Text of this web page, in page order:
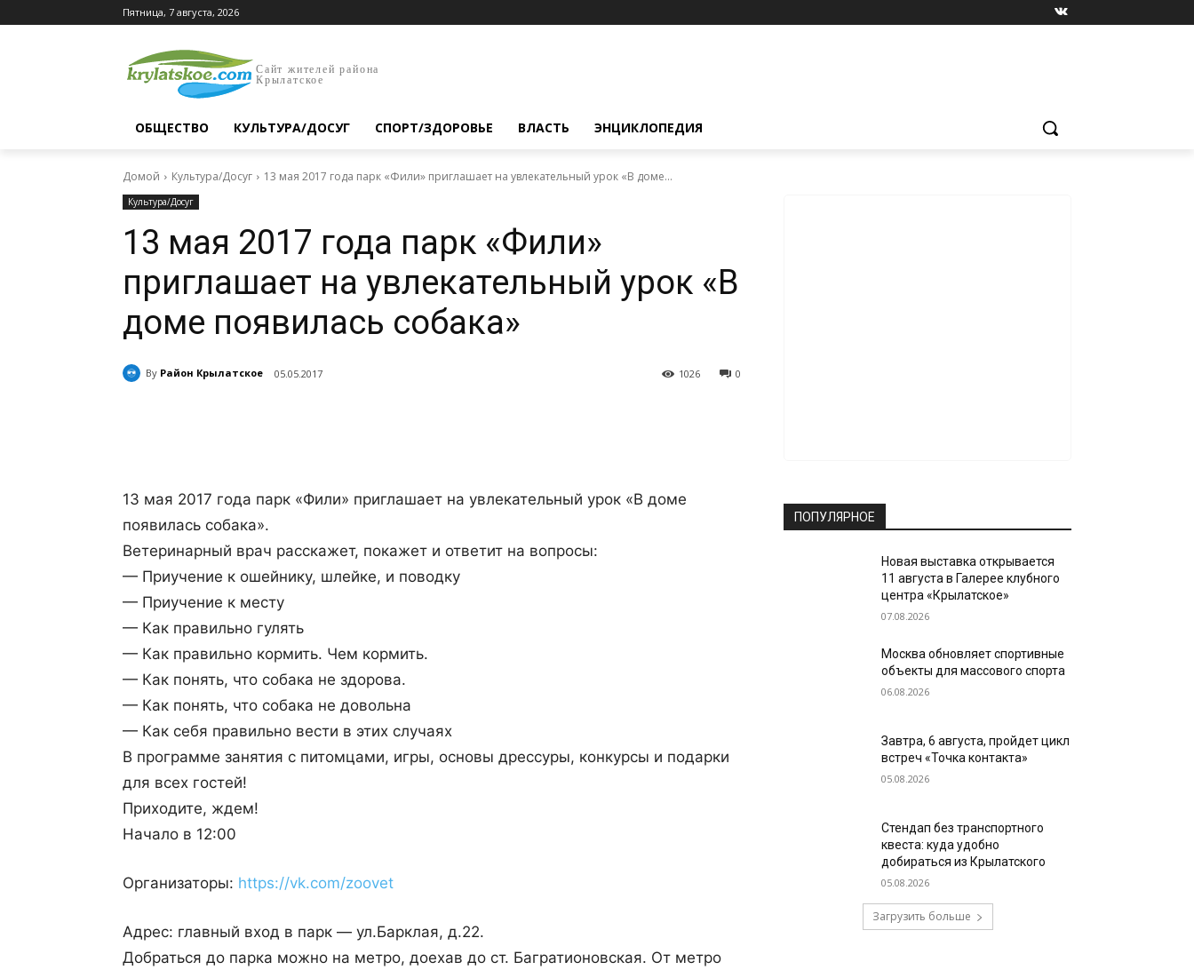
Пятница, 7 августа, 2026
Сайт жителей района
Крылатское
ОБЩЕСТВО КУЛЬТУРА/ДОСУГ СПОРТ/ЗДОРОВЬЕ ВЛАСТЬ ЭНЦИКЛОПЕДИЯ
Домой Культура/Досуг 13 мая 2017 года парк «Фили» приглашает на увлекательный урок «В доме...
Культура/Досуг
13 мая 2017 года парк «Фили»
приглашает на увлекательный урок «В
доме появилась собака»
By Район Крылатское 05.05.2017 0
1026
13 мая 2017 года парк «Фили» приглашает на увлекательный урок «В доме
появилась собака».
Ветеринарный врач расскажет, покажет и ответит на вопросы:
— Приучение к ошейнику, шлейке, и поводку
— Приучение к месту
— Как правильно гулять
— Как правильно кормить. Чем кормить.
— Как понять, что собака не здорова.
— Как понять, что собака не довольна
— Как себя правильно вести в этих случаях
В программе занятия с питомцами, игры, основы дрессуры, конкурсы и подарки
для всех гостей!
Приходите, ждем!
Начало в 12:00
Организаторы: https://vk.com/zoovet
Адрес: главный вход в парк — ул.Барклая, д.22.
Добраться до парка можно на метро, доехав до ст. Багратионовская. От метро
ПОПУЛЯРНОЕ
Новая выставка открывается
11 августа в Галерее клубного
центра «Крылатское»
07.08.2026
Москва обновляет спортивные
объекты для массового спорта
06.08.2026
Завтра, 6 августа, пройдет цикл
встреч «Точка контакта»
05.08.2026
Стендап без транспортного
квеста: куда удобно
добираться из Крылатского
05.08.2026
Загрузить больше